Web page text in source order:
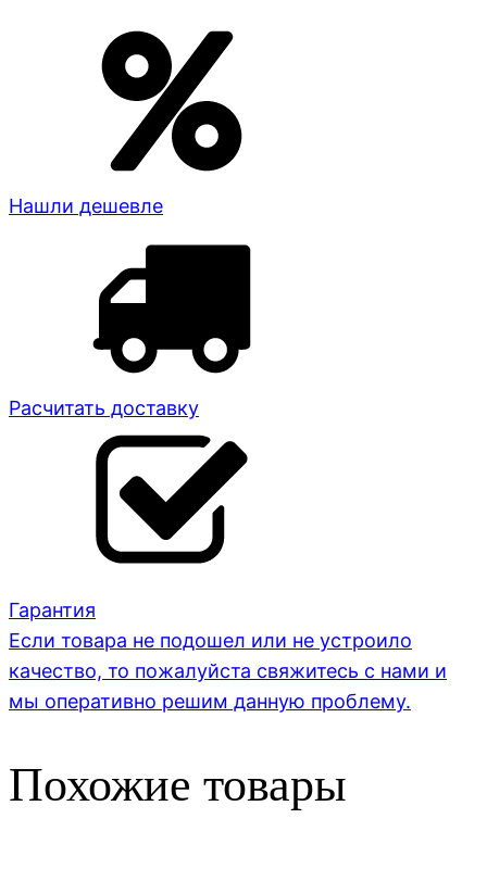
Нашли дешевле
Расчитать доставку
Гарантия
Если товара не подошел или не устроило
качество, то пожалуйста свяжитесь с нами и
мы оперативно решим данную проблему.
Похожие товары